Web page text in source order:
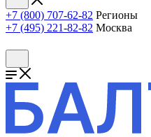
+7 (800) 707-62-82 Регионы
+7 (495) 221-82-82 Москва